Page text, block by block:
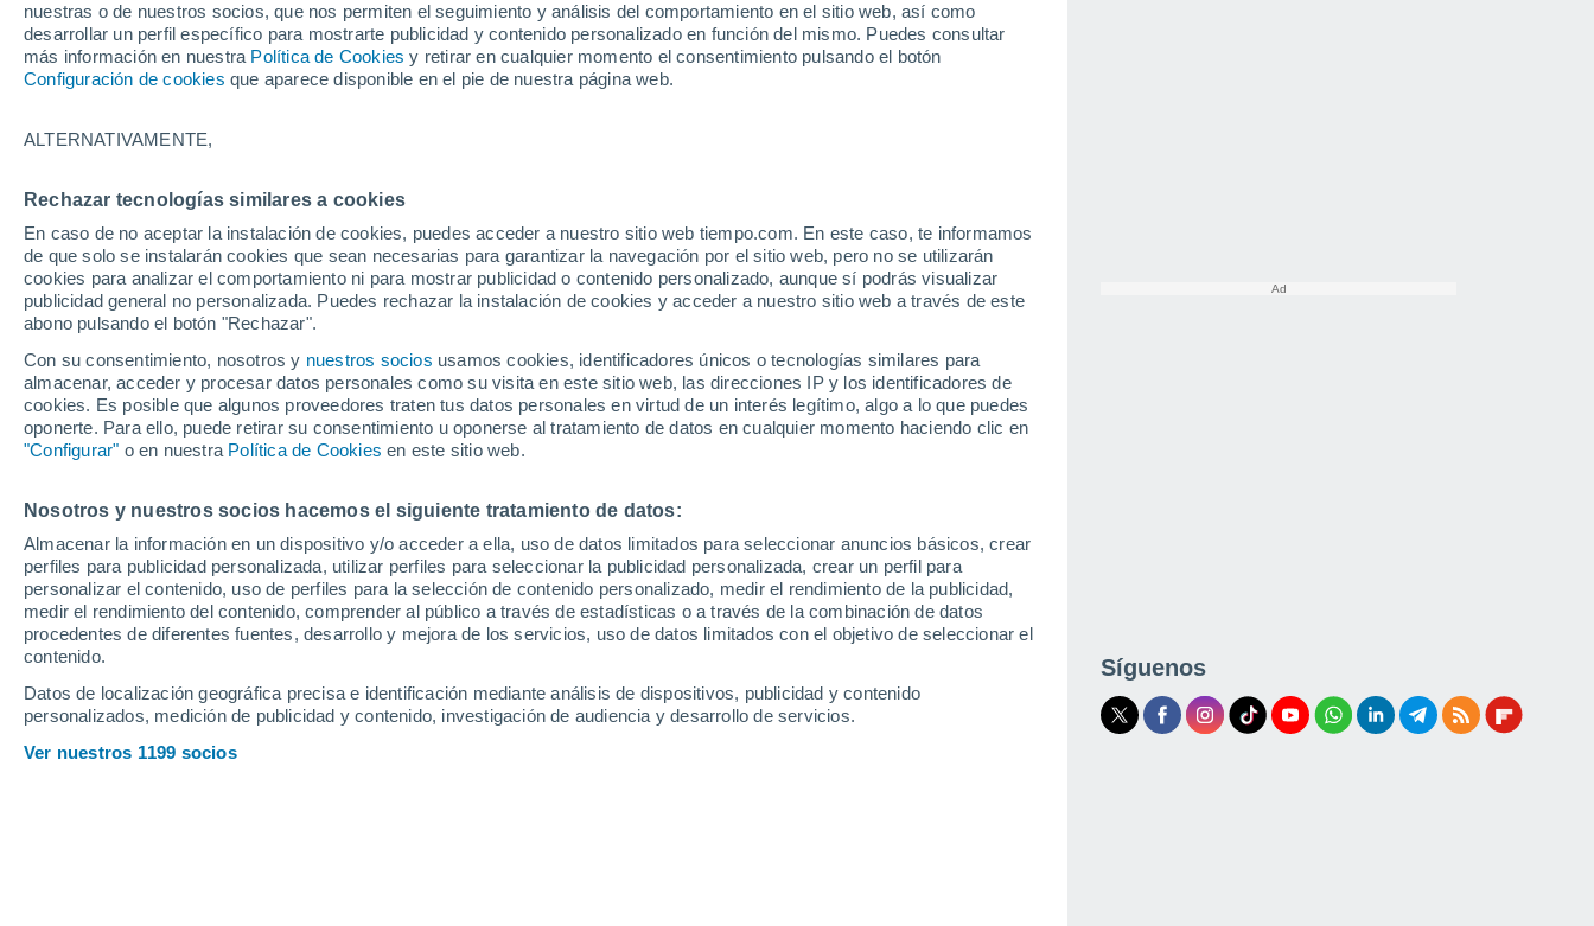
nuestras o de nuestros socios, que nos permiten el seguimiento y análisis del comportamiento en el sitio web, así como
desarrollar un perfil específico para mostrarte publicidad y contenido personalizado en función del mismo. Puedes consultar
más información en nuestra Política de Cookies y retirar en cualquier momento el consentimiento pulsando el botón
Configuración de cookies que aparece disponible en el pie de nuestra página web.
ALTERNATIVAMENTE,
Rechazar tecnologías similares a cookies
En caso de no aceptar la instalación de cookies, puedes acceder a nuestro sitio web tiempo.com. En este caso, te informamos
de que solo se instalarán cookies que sean necesarias para garantizar la navegación por el sitio web, pero no se utilizarán
cookies para analizar el comportamiento ni para mostrar publicidad o contenido personalizado, aunque sí podrás visualizar
publicidad general no personalizada. Puedes rechazar la instalación de cookies y acceder a nuestro sitio web a través de este
abono pulsando el botón "Rechazar".
Con su consentimiento, nosotros y nuestros socios usamos cookies, identificadores únicos o tecnologías similares para
almacenar, acceder y procesar datos personales como su visita en este sitio web, las direcciones IP y los identificadores de
cookies. Es posible que algunos proveedores traten tus datos personales en virtud de un interés legítimo, algo a lo que puedes
oponerte. Para ello, puede retirar su consentimiento u oponerse al tratamiento de datos en cualquier momento haciendo clic en
"Configurar" o en nuestra Política de Cookies en este sitio web.
Nosotros y nuestros socios hacemos el siguiente tratamiento de datos:
Almacenar la información en un dispositivo y/o acceder a ella, uso de datos limitados para seleccionar anuncios básicos, crear
perfiles para publicidad personalizada, utilizar perfiles para seleccionar la publicidad personalizada, crear un perfil para
personalizar el contenido, uso de perfiles para la selección de contenido personalizado, medir el rendimiento de la publicidad,
medir el rendimiento del contenido, comprender al público a través de estadísticas o a través de la combinación de datos
procedentes de diferentes fuentes, desarrollo y mejora de los servicios, uso de datos limitados con el objetivo de seleccionar el
contenido.
Datos de localización geográfica precisa e identificación mediante análisis de dispositivos, publicidad y contenido
personalizados, medición de publicidad y contenido, investigación de audiencia y desarrollo de servicios.
Ver nuestros 1199 socios
Hoy, 7 agosto Todo el día Símbolo
Ekaterimburgo
22°
10°
Alapaevsk
21°
10°
Ivdel
Krasnoturinsk
21°
Pervouralsk
12°
Krasnoufimsk
21°
11°
23°
Kamyshlov
23°
22°
Lesnoy
11°
Irbit
11°
22°
10°
Shalya
21°
10°
10°
Tabory
22°
10°
Verkhoturye
Síguenos